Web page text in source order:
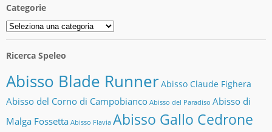
Categorie
Categorie
Ricerca Speleo
Abisso Blade RunnerAbisso Claude Fighera
Abisso del Corno di Campobianco Abisso del Paradiso Abisso di
Malga Fossetta Abisso Flavia Abisso Gallo Cedrone